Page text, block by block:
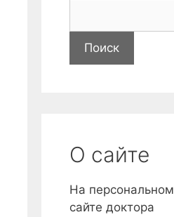
а
й
О сайте
На персональном
сайте доктора